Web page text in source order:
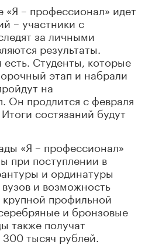
– профессионал» идет
– участники с
за личными
результаты.
Студенты, которые
этап и набрали
на
Он продлится с февраля
состязаний будут
«Я – профессионал»
при поступлении в
и ординатуры
и возможность
профильной
и бронзовые
также получат
тысяч рублей.